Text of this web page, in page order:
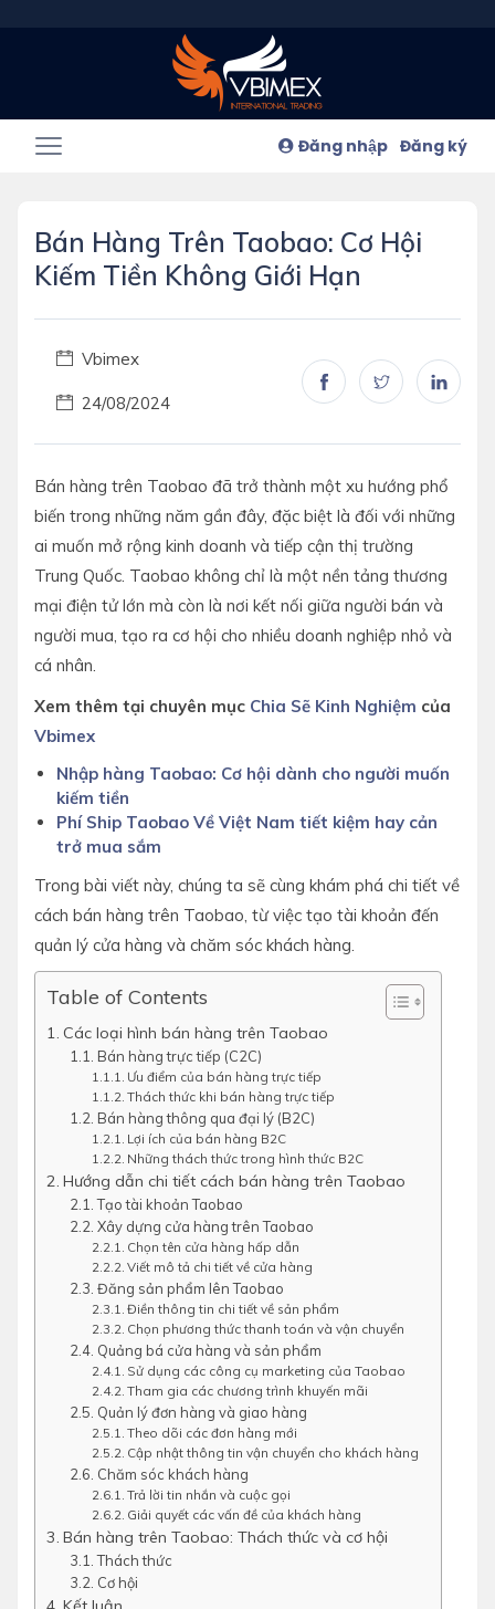
Đăng nhập Đăng ký
Bán Hàng Trên Taobao: Cơ Hội
Kiếm Tiền Không Giới Hạn
Vbimex
24/08/2024
Bán hàng trên Taobao đã trở thành một xu hướng phổ
biến trong những năm gần đây, đặc biệt là đối với những
ai muốn mở rộng kinh doanh và tiếp cận thị trường
Trung Quốc. Taobao không chỉ là một nền tảng thương
mại điện tử lớn mà còn là nơi kết nối giữa người bán và
người mua, tạo ra cơ hội cho nhiều doanh nghiệp nhỏ và
cá nhân.
Xem thêm tại chuyên mục Chia Sẽ Kinh Nghiệm của
Vbimex
Nhập hàng Taobao: Cơ hội dành cho người muốn
kiếm tiền
Phí Ship Taobao Về Việt Nam tiết kiệm hay cản
trở mua sắm
Trong bài viết này, chúng ta sẽ cùng khám phá chi tiết về
cách bán hàng trên Taobao, từ việc tạo tài khoản đến
quản lý cửa hàng và chăm sóc khách hàng.
Table of Contents
Các loại hình bán hàng trên Taobao
Bán hàng trực tiếp (C2C)
Ưu điểm của bán hàng trực tiếp
Thách thức khi bán hàng trực tiếp
Bán hàng thông qua đại lý (B2C)
Lợi ích của bán hàng B2C
Những thách thức trong hình thức B2C
Hướng dẫn chi tiết cách bán hàng trên Taobao
Tạo tài khoản Taobao
Xây dựng cửa hàng trên Taobao
Chọn tên cửa hàng hấp dẫn
Viết mô tả chi tiết về cửa hàng
Đăng sản phẩm lên Taobao
Điền thông tin chi tiết về sản phẩm
Chọn phương thức thanh toán và vận chuyển
Quảng bá cửa hàng và sản phẩm
Sử dụng các công cụ marketing của Taobao
Tham gia các chương trình khuyến mãi
Quản lý đơn hàng và giao hàng
Theo dõi các đơn hàng mới
Cập nhật thông tin vận chuyển cho khách hàng
Chăm sóc khách hàng
Trả lời tin nhắn và cuộc gọi
Giải quyết các vấn đề của khách hàng
Bán hàng trên Taobao: Thách thức và cơ hội
Thách thức
Cơ hội